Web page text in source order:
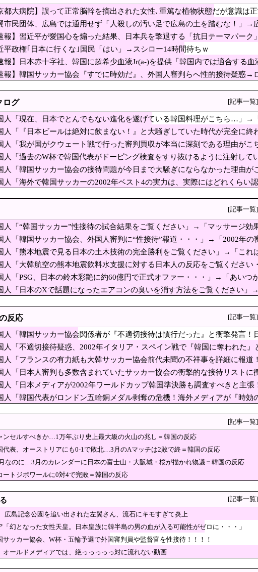
かう女子高生に中国SNS「青春」「うらやましい」「アニメの世界が現実に」[8/8]
性より安全性を優先した設計」とEV推進派がスカスカ構
よな
が「全容解明と再発防止を求める会」設立 継続的に活動するためと説明、クラファン立ち
、ロシアのヴォロネジ州に展開か…北朝鮮は本質的にウクライナと戦争状
惑、2002年イタリア・スペイン戦で『韓国に奪われた』
日本がうらやましいと感じるものがこちら・・・」
した試合の結果を全部調べると……」
心を煽った結果、日本兵を撃退する「抗日テーマパーク
！
覆事故の防カメ映像をすぐに公開しなかったのか？ → 玉城デニー知事の
をつけ脅迫、少女達はモップで…657人が死亡した韓国“最悪の人権侵害”のおぞましすぎる
大会は本当に開催されるのか…ＨＰで観覧券販売も消防への申請なし、３自治体は「関与し
協議で食い違い…トランプは『交渉中』と主張するもイランは『連絡なし』」
」と某野党が達成した偉業に称賛の声が殺到、なんかヒ
に……
整備を正式表明…小池百合子知事「多くの方が滞在、施設整備の効果高い」
益83％減 高値で買い込んだ米が売れず「損切り祭り」開幕へ
存、量とコストで行き詰まり…台湾メディア！
鮮人虐殺に追悼文送らず 関東大震災「毎年同じ、全ての方を慰霊」
くな｣国民「はい」→スシロー14時間待ちｗ
シアが山賊の真似事を開始、金銀貴金属じゃなくて自動
……
を追い出された左翼さん、流石にキモすぎて炎上
は絶対に飲まない！』と大騒ぎしていた時代が完全に終
韓国の反応
、アンケ公表へ 諮問機関から「差別」指摘され回答の非公表を求める答申！
生が関与か 大学が異例の注意喚起
ウォン払えって？国民が殺到するはずが、NAVER結局有料化」→「見ないから大丈夫」
、漫画でもこうはならない」
」日本の高校生の様子に「青春」「うらやましい」[8/8]
ばあちゃん、半数以上がSNSを使いこなしていたｗｗｗｗｗ
外国人が予想以上に増えている！」 ← 自民党が自ら受け入れ推進しておい
針 神谷代表「新しい選択肢を」
究者支援制度を導入、それに対して子育て負担に苦しむ
送機に自爆ドローン接近、見つけた空港職員が蹴り落とす…高性能プラス
、韓国に超希少血液Jr(a-)を提供「韓国内では適合する血
を痛感し深く謝罪」→「不正選挙だ！再選挙しろ！」
大幅増 若い世代で多く [8/8]
都大病院】誤って正常脳幹を摘出された女性､重篤な植物状態だが意識は
市民団体、広島では通用せず「人殺しの汚い足で広島の土を踏むな！」→
ゃ！」「ワシらが広島県民じゃ」
報】習近平が愛国心を煽った結果、日本兵を撃退する「抗日テーマパーク
姿で一斉突撃！
平政権｢日本に行くな｣国民「はい」→スシロー14時間待ちｗ
報】日本赤十字社、韓国に超希少血液Jr(a-)を提供「韓国内では適合する
で4回目
報】韓国サッカー協会『すでに時効だ』、外国人審判らへ性的接待疑惑→
ログ [記事一覧]
人「現在、日本でとんでもない進化を遂げている韓国料理がこちら…」→
」＝韓国の反応
人「『日本ビールは絶対に飲まない！』と大騒ぎしていた時代が完全に終
ﾌﾞﾙﾌﾞﾙ」＝韓国の反応
人「我が国がクウェート戦で行った審判買収が本当に深刻である理由が
ﾌﾞﾙﾌﾞﾙ」＝韓国の反応
人「過去のW杯で韓国代表がドーピング検査をすり抜けるように注射し
しい…（ﾌﾞﾙﾌﾞﾙ」＝韓国の反応
人「韓国サッカー協会の接待問題が今日まで大騒ぎにならなかった理由
ﾙﾌﾞﾙ」＝韓国の反応
人「海外で韓国サッカーの2002年ベスト4の実力は、実際にはどれくらい
[記事一覧]
人「“韓国サッカー”性接待の試合結果をご覧ください」→「マッサージ効
当のベッドサッカーだ」
人「韓国サッカー協会、外国人審判に“性接待”報道・・・」→「2002年の
」「日本人が言ってたこと正しかったね・・・」「もうサッカー代表、サ
人「熊本地震で見る日本の土木技術の完全勝利をご覧ください」→「これ
と日本人は何か適当に作る感じがしない・・・」「あれがまさに経験値で
人「大韓航空の熊本地震飲料水支援に対する日本人の反応をご覧ください
人「PSG、日本の鈴木彩艶に約60億円で正式オファー・・・」→「あいつ
「レギュラーとして出れるとは思わないけど、それでもやっぱり羨まし
人「日本のXで話題になったエアコンの臭いを消す方法をご覧ください」→
反応 [記事一覧]
人「韓国サッカー協会関係者が『不適切接待は慣行だった』と衝撃発言！
の視線が向けられる」
人「不適切接待疑惑、2002年イタリア・スペイン戦で『韓国に奪われた
道！」
人「フランスの有力紙も大韓サッカー協会前代未聞の不祥事を詳細に報
展してしまう‥」
人「日本人審判も多数含まれていたサッカー協会の衝撃的な接待リストに
前が次々と明るみに‥」
人「日本メディアが2002年ワールドカップ韓国準決勝も調査すべきと主
摘‥」
人「韓国代表がロンドン五輪銅メダル剥奪の危機！海外メディアが『時効
[記事一覧]
ンセルすべきか…1万年ぶり史上最大級の火山の兆し＝韓国の反応
代表、オーストリアにも0-1で敗北…3月のAマッチは2敗で終＝韓国の反応
なのに…3月のカレンダーに日本の富士山・大阪城・桜が描かれ物議＝韓国の反応
ートジボワールに0対4で完敗＝韓国の反応
[記事一覧]
広島記念公園を追い出された左翼さん、流石にキモすぎて炎上
「幻となった女性天皇。日本皇族に韓半島の男の血が入る可能性がゼロに・・・」
サッカー協会、W杯・五輪予選で外国審判員や監督官を性接待！！！！
オールドメディアでは、絶っっっっっ対に流れない動画